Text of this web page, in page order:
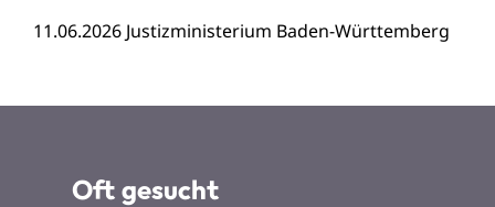
11.06.2026 Justizministerium Baden-Württemberg
Oft gesucht